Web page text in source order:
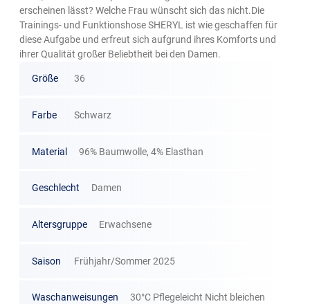
erscheinen lässt? Welche Frau wünscht sich das nicht.Die
Trainings- und Funktionshose SHERYL ist wie geschaffen für
diese Aufgabe und erfreut sich aufgrund ihres Komforts und
ihrer Qualität großer Beliebtheit bei den Damen.
Größe 36
Farbe Schwarz
Material 96% Baumwolle, 4% Elasthan
Geschlecht Damen
Altersgruppe Erwachsene
Saison Frühjahr/Sommer 2025
Waschanweisungen
30°C Pflegeleicht Nicht bleichen